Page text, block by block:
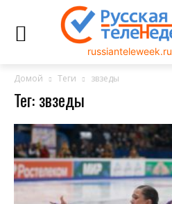
russianteleweek.ru
Домой Теги звзеды
Тег: звзеды